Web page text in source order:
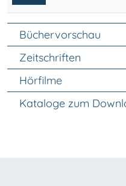
Unter Navigation
Büchervorschau
Zeitschriften
Hörfilme
Kataloge zum